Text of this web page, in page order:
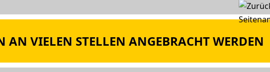
AN VIELEN STELLEN ANGEBRACHT WERDEN